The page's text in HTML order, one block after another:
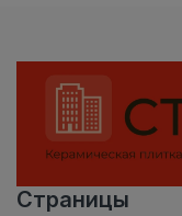
Страницы